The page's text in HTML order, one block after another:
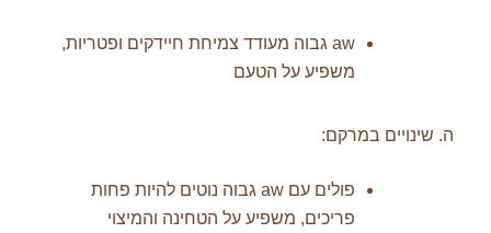
aw גבוה מעודד צמיחת חיידקים ופטריות,
משפיע על הטעם
ה. שינויים במרקם:
פולים עם aw גבוה נוטים להיות פחות
פריכים, משפיע על הטחינה והמיצוי